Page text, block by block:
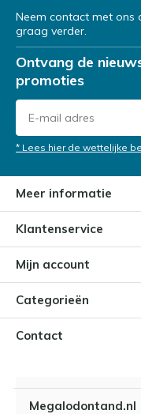
Neem contact met ons
graag verder.
Ontvang de
promoties
* Lees hier de wettelijke
Meer informatie
Klantenservice
Mijn account
Categorieën
Contact
Megalodontand.nl